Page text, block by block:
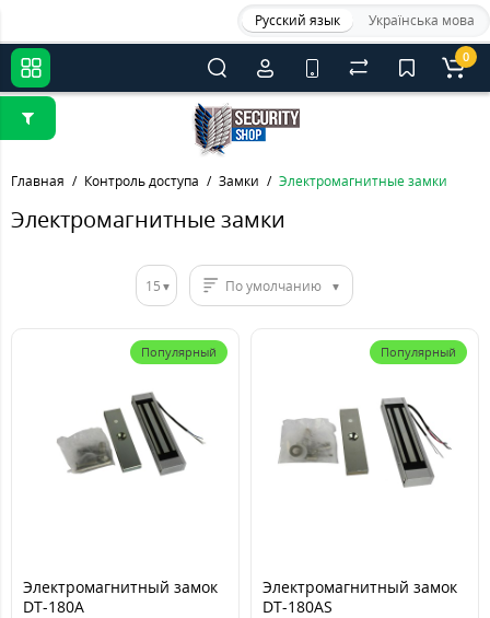
Русский язык Українська мова
0
Главная Контроль доступа Замки Электромагнитные замки
Электромагнитные замки
15 По умолчанию
Популярный
Электромагнитный замок
DT-180A
Популярный
Электромагнитный замок
DT-180AS